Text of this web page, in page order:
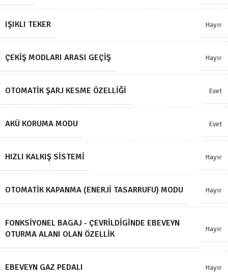
IŞIKLI TEKER Hayır
ÇEKIŞ MODLARI ARASI GEÇIŞ Hayır
OTOMATIK ŞARJ KESME ÖZELLIĞI Evet
AKÜ KORUMA MODU Evet
HIZLI KALKIŞ SISTEMI Hayır
OTOMATIK KAPANMA (ENERJI TASARRUFU) MODU Hayır
FONKSIYONEL BAGAJ - ÇEVRILDIGINDE EBEVEYN
OTURMA ALANI OLAN ÖZELLIK
Hayır
EBEVEYN GAZ PEDALI Hayır